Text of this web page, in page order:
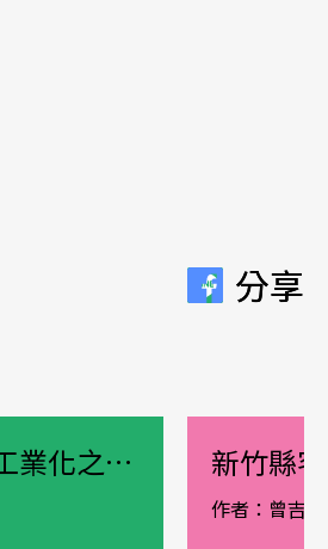
分享
分享
新埔劉興星 工業化之前的新埔糊紙工藝
作者：曾吉賢